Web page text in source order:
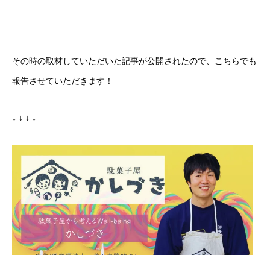
その時の取材していただいた記事が公開されたので、こちらでも
報告させていただきます！
↓ ↓ ↓ ↓